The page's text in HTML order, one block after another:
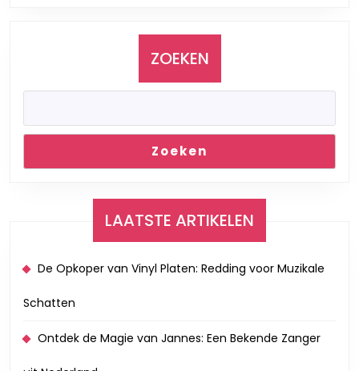
ZOEKEN
Zoeken
LAATSTE ARTIKELEN
De Opkoper van Vinyl Platen: Redding voor Muzikale
Schatten
Ontdek de Magie van Jannes: Een Bekende Zanger